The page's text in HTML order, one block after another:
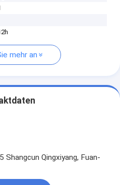
mehr an
Qingxiyang, Fuan-